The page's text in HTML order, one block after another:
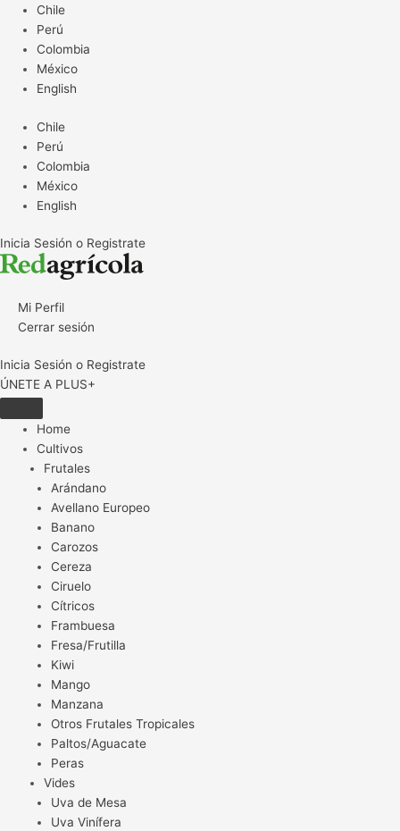
contenido
Chile
Perú
Colombia
México
English
Chile
Perú
Colombia
México
English
Inicia Sesión o Registrate
Mi Perfil
Cerrar sesión
Inicia Sesión o Registrate
ÚNETE A PLUS+
Home
Cultivos
Frutales
Arándano
Avellano Europeo
Banano
Carozos
Cereza
Ciruelo
Cítricos
Frambuesa
Fresa/Frutilla
Kiwi
Mango
Manzana
Otros Frutales Tropicales
Paltos/Aguacate
Peras
Vides
Uva de Mesa
Uva Vinífera